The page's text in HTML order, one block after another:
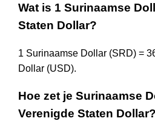
Wat is 1 Surinaamse
Staten Dollar?
1 Surinaamse Dollar (SRD) =
Dollar (USD).
Hoe zet je Surinaamse
Verenigde Staten Dollar?